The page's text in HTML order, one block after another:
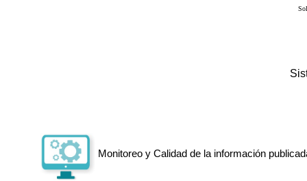
Monitoreo y Calidad de la información